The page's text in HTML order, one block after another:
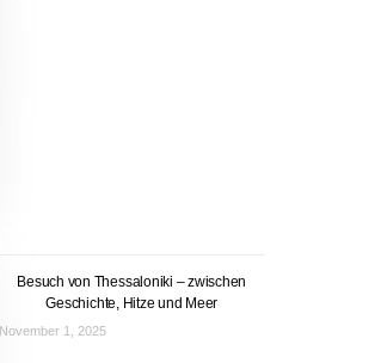
Besuch von Thessaloniki – zwischen
Geschichte, Hitze und Meer
November 1, 2025